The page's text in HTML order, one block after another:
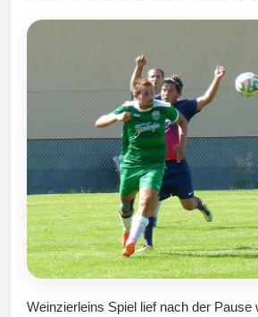
Weinzierleins Spiel lief nach der Pause